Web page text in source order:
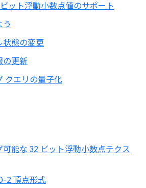
ット浮動小数点値のサポート
う
状態の変更
の更新
クエリの量子化
可能な 32 ビット浮動小数点テクス
2 頂点形式